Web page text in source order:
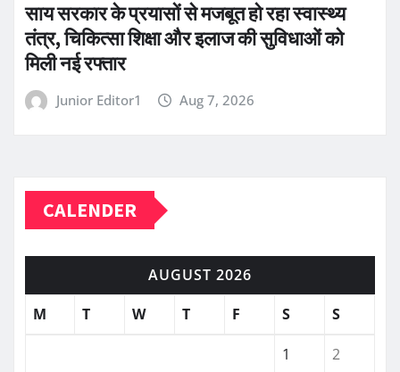
साय सरकार के प्रयासों से मजबूत हो रहा स्वास्थ्य
तंत्र, चिकित्सा शिक्षा और इलाज की सुविधाओं को
मिली नई रफ्तार
Junior Editor1 Aug 7, 2026
CALENDER
AUGUST 2026
M
T W T F S S
1
2